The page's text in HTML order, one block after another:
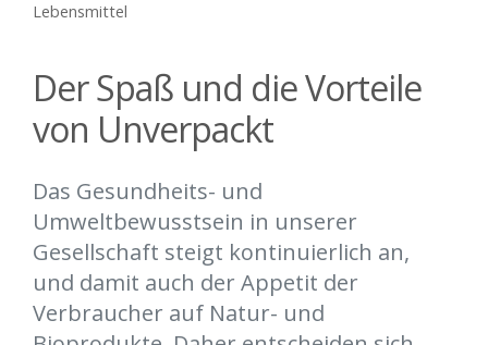
Lebensmittel
Der Spaß und die Vorteile
von Unverpackt
Das Gesundheits- und
Umweltbewusstsein in unserer
Gesellschaft steigt kontinuierlich an,
und damit auch der Appetit der
Verbraucher auf Natur- und